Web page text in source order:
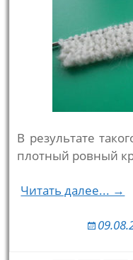
В результате
плотный ровный
Читать далее... →